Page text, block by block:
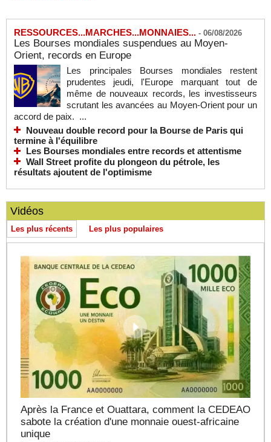
RESSOURCES...MARCHES...MONNAIES... - 06/08/2026
Les Bourses mondiales suspendues au Moyen-
Orient, records en Europe
Les principales Bourses mondiales restent
prudentes jeudi, l'Europe marquant tout de
même de nouveaux records, les investisseurs
scrutant les avancées au Moyen-Orient pour un
accord de paix. ...
Nouveau double record pour la Bourse de Paris qui
termine à l'équilibre
Les Bourses mondiales entre records et attentisme
Wall Street profite du plongeon du pétrole, les
résultats ajoutent de l'optimisme
Vidéos
Les plus récents Les plus populaires
Après la France et Ouattara, comment la CEDEAO
sabote la création d'une monnaie ouest-africaine
unique